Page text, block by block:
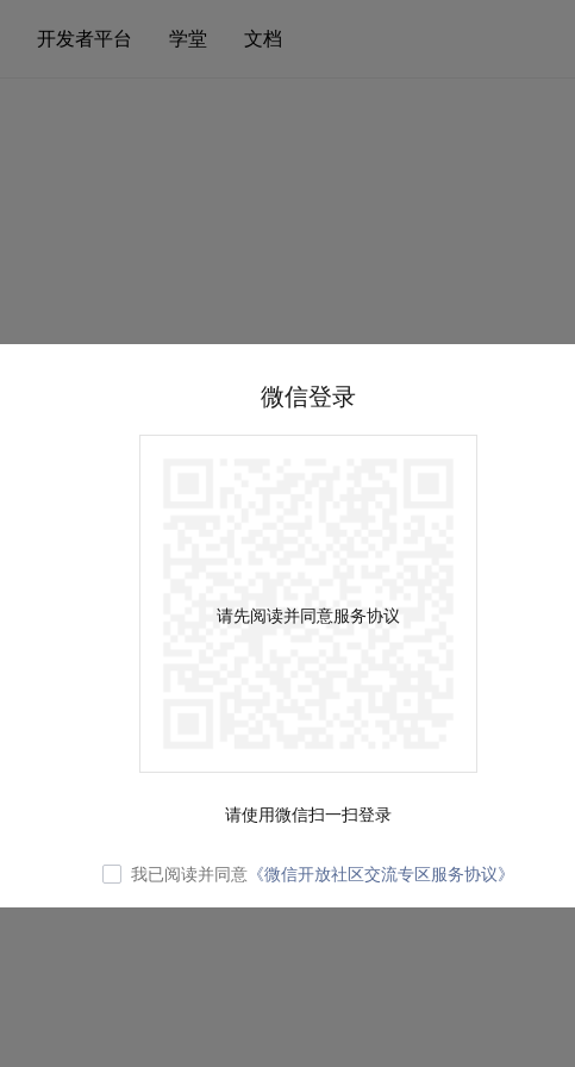
开发者平台 学堂 文档
微信登录
请先阅读并同意服务协议
请使用微信扫一扫登录
我已阅读并同意 《微信开放社区交流专区服务协议》